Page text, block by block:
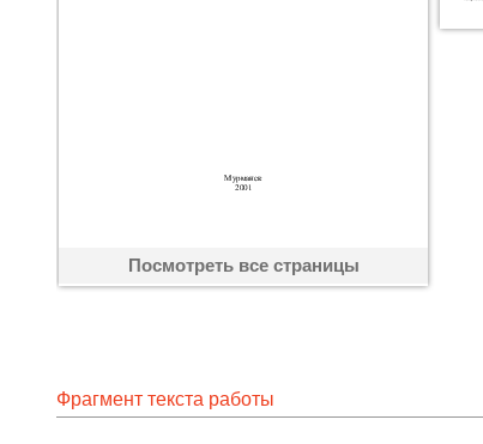
Посмотреть все страницы
Фрагмент текста работы